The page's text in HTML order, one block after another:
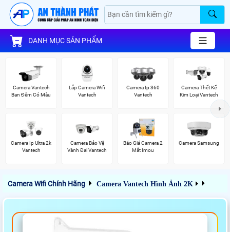
DANH MỤC SẢN PHẨM
Camera Vantech
Ban Đêm Có Màu
Lắp Camera Wifi
Vantech
Camera Ip 360
Vantech
Camera Thết Kế
Kim Loại Vantech
Camera Ip Ultra 2k
Vantech
Camera Bảo Vệ
Vành Đai Vantech
Báo Giá Camera 2
Mắt Imou
Camera Samsung
Camera Wifi Chính Hãng Camera Vantech Hình Ảnh 2K